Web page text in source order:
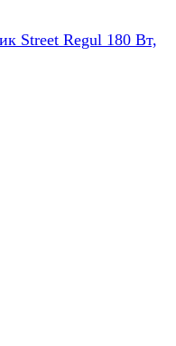
Street Regul 180 Вт,